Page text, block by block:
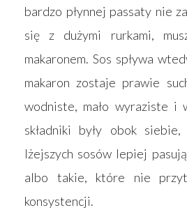
bardzo płynnej passaty nie
się z dużymi rurkami,
makaronem. Sos spływa
makaron zostaje prawie
wodniste, mało wyraziste i
składniki były obok
lżejszych sosów lepiej
albo takie, które nie
konsystencji.